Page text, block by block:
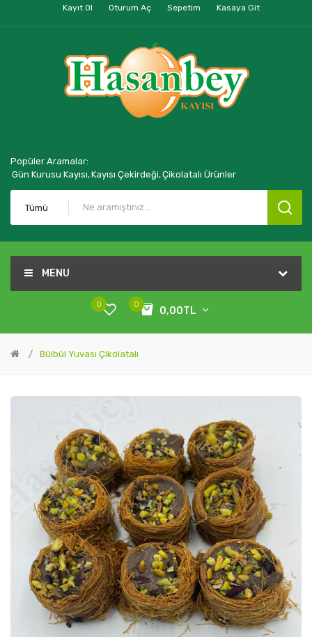
Kayıt Ol Oturum Aç Sepetim Kasaya Git
Popüler Aramalar:
Gün Kurusu Kayısı,Kayısı Çekirdeği,Çikolatalı Ürünler
Tümü
MENU
0
0,00TL
0
Bülbül Yuvası Çikolatalı